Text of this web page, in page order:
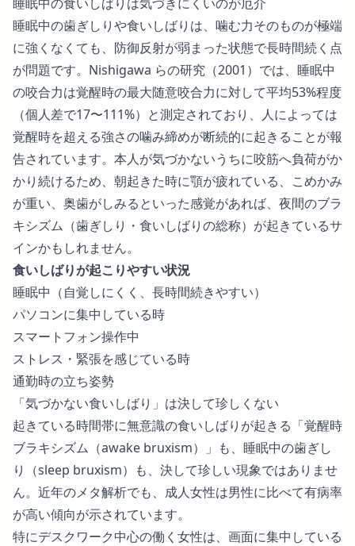
睡眠中の歯ぎしりや食いしばりは、噛む力そのものが極端
に強くなくても、防御反射が弱まった状態で長時間続く点
が問題です。Nishigawa らの研究（2001）では、睡眠中
の咬合力は覚醒時の最大随意咬合力に対して平均53%程度
（個人差で17〜111%）と測定されており、人によっては
覚醒時を超える強さの噛み締めが断続的に起きることが報
告されています。本人が気づかないうちに咬筋へ負荷がか
かり続けるため、朝起きた時に顎が疲れている、こめかみ
が重い、奥歯がしみるといった感覚があれば、夜間のブラ
キシズム（歯ぎしり・食いしばりの総称）が起きているサ
インかもしれません。
食いしばりが起こりやすい状況
睡眠中（自覚しにくく、長時間続きやすい）
パソコンに集中している時
スマートフォン操作中
ストレス・緊張を感じている時
通勤時の立ち姿勢
「気づかない食いしばり」は決して珍しくない
起きている時間帯に無意識の食いしばりが起きる「覚醒時
ブラキシズム（awake bruxism）」も、睡眠中の歯ぎし
り（sleep bruxism）も、決して珍しい現象ではありませ
ん。近年のメタ解析でも、成人女性は男性に比べて有病率
が高い傾向が示されています。
特にデスクワーク中心の働く女性は、画面に集中している